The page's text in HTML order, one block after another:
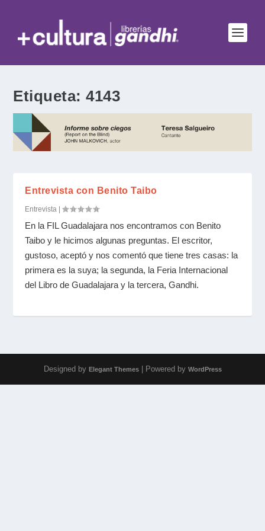
Etiqueta:4143
Entrevista con Benito Taibo
Entrevista |
En la FIL Guadalajara nos encontramos con Benito
Taibo y le hicimos algunas preguntas. El escritor,
gustoso, aceptó y nos comentó que tiene tres casas: la
primera es la suya; la segunda, la Feria Internacional
del Libro de Guadalajara y la tercera, Gandhi.
Designed by Elegant Themes| Powered by WordPress